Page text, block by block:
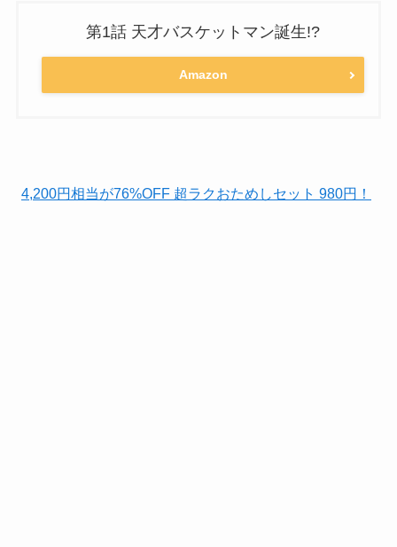
第1話 天才バスケットマン誕生!?
Amazon
4,200円相当が76%OFF 超ラクおためしセット 980円！